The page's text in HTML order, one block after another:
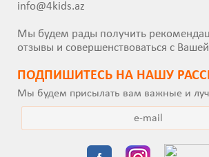
info@4kids.az
Мы будем рады получить
отзывы и совершенствоваться с
ПОДПИШИТEСЬ НА НАШУ
Мы будем присылать вам важные и